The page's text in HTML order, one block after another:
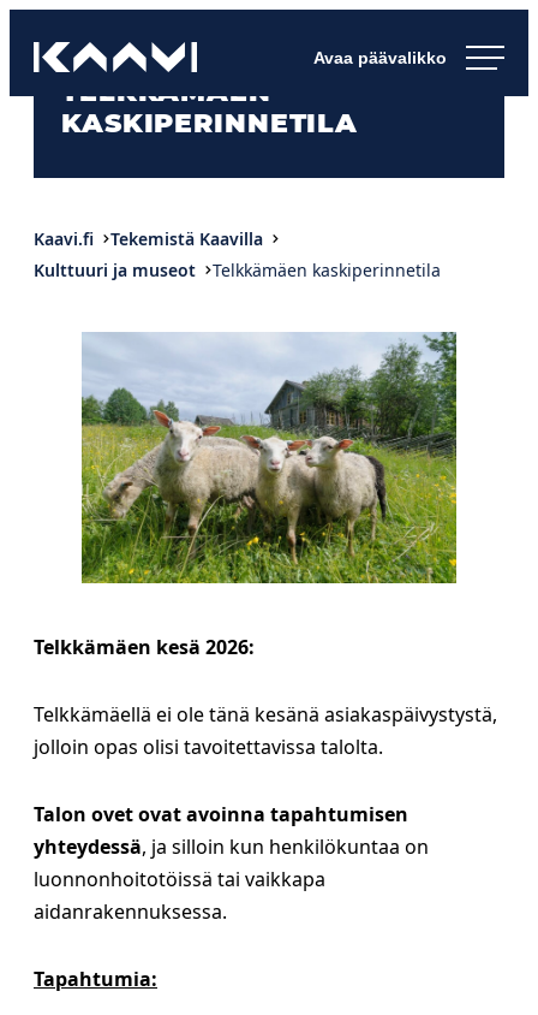
suoraan
sisältöön
Kaavin kunta
pimee.
TELKKÄMÄEN
KASKIPERINNETILA
Kaavi.fi
Tekemistä Kaavilla
Kulttuuri ja museot
Telkkämäen kaskiperinnetila
Telkkämäen kesä 2026:
Telkkämäellä ei ole tänä kesänä asiakaspäivystystä,
jolloin opas olisi tavoitettavissa talolta.
Talon ovet ovat avoinna tapahtumisen
yhteydessä, ja silloin kun henkilökuntaa on
luonnonhoitotöissä tai vaikkapa
aidanrakennuksessa.
Tapahtumia: